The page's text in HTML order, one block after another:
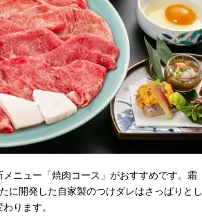
ニュー「焼肉コース」がおすすめです。霜
に開発した自家製のつけダレはさっぱりとし
ります。